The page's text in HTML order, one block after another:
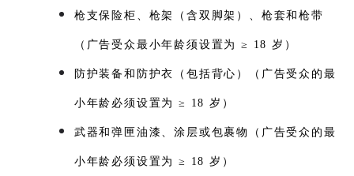
枪支保险柜、枪架（含双脚架）、枪套和枪带
（广告受众最小年龄须设置为 ≥ 18 岁）
防护装备和防护衣（包括背心）（广告受众的最
小年龄必须设置为 ≥ 18 岁）
武器和弹匣油漆、涂层或包裹物（广告受众的最
小年龄必须设置为 ≥ 18 岁）